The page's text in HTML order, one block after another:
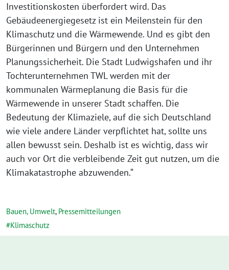
Investitionskosten überfordert wird. Das
Gebäudeenergiegesetz ist ein Meilenstein für den
Klimaschutz und die Wärmewende. Und es gibt den
Bürgerinnen und Bürgern und den Unternehmen
Planungssicherheit. Die Stadt Ludwigshafen und ihr
Tochterunternehmen TWL werden mit der
kommunalen Wärmeplanung die Basis für die
Wärmewende in unserer Stadt schaffen. Die
Bedeutung der Klimaziele, auf die sich Deutschland
wie viele andere Länder verpflichtet hat, sollte uns
allen bewusst sein. Deshalb ist es wichtig, dass wir
auch vor Ort die verbleibende Zeit gut nutzen, um die
Klimakatastrophe abzuwenden.“
Bauen, Umwelt, Pressemitteilungen
Klimaschutz